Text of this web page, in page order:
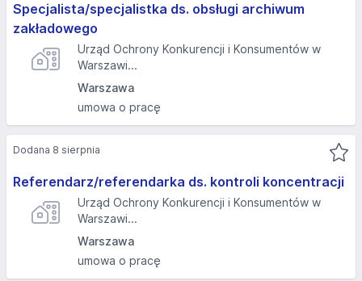
Specjalista/specjalistka ds. obsługi archiwum
zakładowego
Urząd Ochrony Konkurencji i Konsumentów w
Warszawi...
Warszawa
umowa o pracę
Referendarz/referendarka ds. kontroli koncentracji
Urząd Ochrony Konkurencji i Konsumentów w
Warszawi...
Warszawa
umowa o pracę
Dodana 8 sierpnia